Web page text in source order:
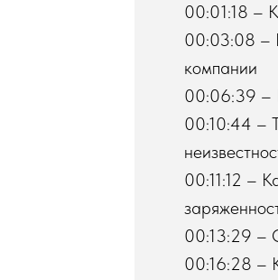
00:01:18 –
00:03:08 –
компании
00:06:39 –
00:10:44 –
00:11:12 –
00:13:29 –
00:16:28 –